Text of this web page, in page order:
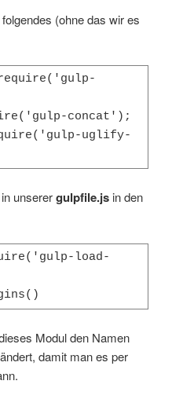
(ohne das wir es
concat');
uglify-
unserergulpfile.js in den
load-
Modul den Namen
damit man es per